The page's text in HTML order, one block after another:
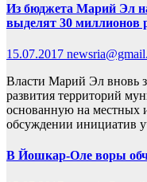
Из бюджета Марий Эл
выделят 30 миллионов
15.07.2017
Власти Марий Эл вновь
развития территорий
основанную на местных
обсуждении инициатив
В Йошкар-Оле воры